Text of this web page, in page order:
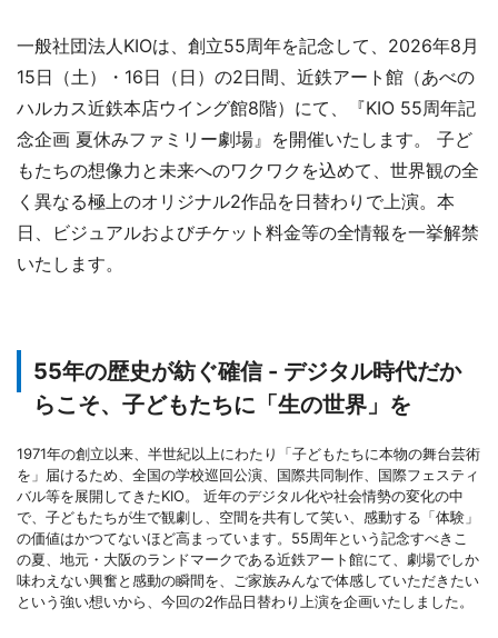
一般社団法人KIOは、創立55周年を記念して、2026年8月
15日（土）・16日（日）の2日間、近鉄アート館（あべの
ハルカス近鉄本店ウイング館8階）にて、『KIO 55周年記
念企画 夏休みファミリー劇場』を開催いたします。 子ど
もたちの想像力と未来へのワクワクを込めて、世界観の全
く異なる極上のオリジナル2作品を日替わりで上演。本
日、ビジュアルおよびチケット料金等の全情報を一挙解禁
いたします。
55年の歴史が紡ぐ確信 - デジタル時代だか
らこそ、子どもたちに「生の世界」を
1971年の創立以来、半世紀以上にわたり「子どもたちに本物の舞台芸術
を」届けるため、全国の学校巡回公演、国際共同制作、国際フェスティ
バル等を展開してきたKIO。 近年のデジタル化や社会情勢の変化の中
で、子どもたちが生で観劇し、空間を共有して笑い、感動する「体験」
の価値はかつてないほど高まっています。55周年という記念すべきこ
の夏、地元・大阪のランドマークである近鉄アート館にて、劇場でしか
味わえない興奮と感動の瞬間を、ご家族みんなで体感していただきたい
という強い想いから、今回の2作品日替わり上演を企画いたしました。